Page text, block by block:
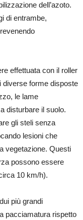
dell’azoto.
di entrambe,
effettuata con il roller
diverse forme disposte
le lame
disturbare il suolo.
gli steli senza
lesioni che
vegetazione. Questi
possono essere
10 km/h).
più grandi
pacciamatura rispetto